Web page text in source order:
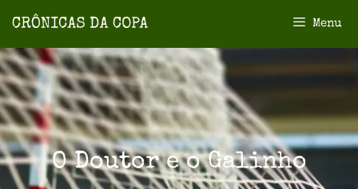
Menu
O Doutor e o Galinho